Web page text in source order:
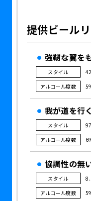
提供ビール
強靭な翼を
スタイル
アルコール度数
我が道を行
スタイル
アルコール度数
協調性の無
スタイル
8.
アルコール度数